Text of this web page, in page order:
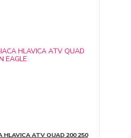
HLAVICA ATV QUAD 200 250